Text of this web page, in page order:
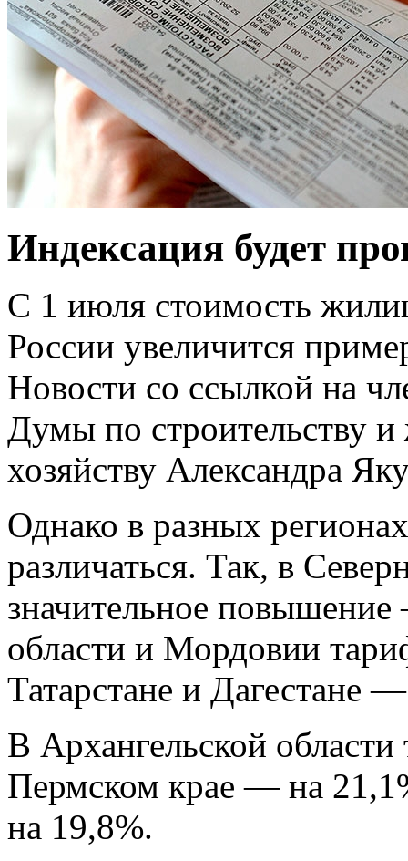
Индексация будет
С 1 июля стоимость
России увеличится
Новости со ссылкой на
Думы по строительству
хозяйству Александра
Однако в разных
различаться. Так, в
значительное
области и Мордовии
Татарстане и Дагестане
В Архангельской
Пермском крае — на
на 19,8%.